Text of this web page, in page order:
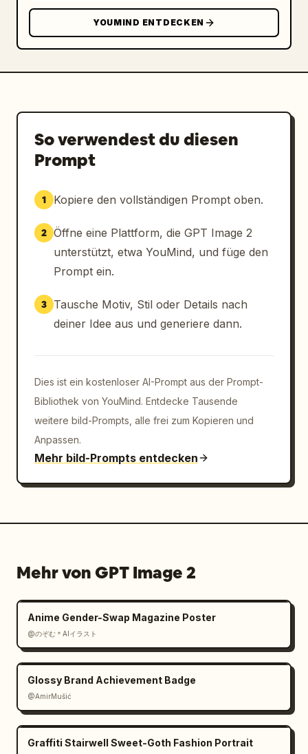
Porträts müssen graue kreisförmige
Fotohintergründe und denselben weichen,
rechteckigen Weichzeichner zur
Collage, polierter fotografischer Realismus,
gesättigte Bonbonfarben, klares Poster-
Design, hochwertiges Galerie-Installations-
Mockup, ausgewogene Komposition, scharfe
Typografie, keine Logos, kein Wasserzeichen.
YOUMIND ENTDECKEN
So verwendest du diesen
Prompt
1 Kopiere den vollständigen Prompt oben.
2 Öffne eine Plattform, die GPT Image 2
unterstützt, etwa YouMind, und füge den
Prompt ein.
3
Tausche Motiv, Stil oder Details nach
deiner Idee aus und generiere dann.
Dies ist ein kostenloser AI-Prompt aus der Prompt-
Bibliothek von YouMind. Entdecke Tausende
weitere bild-Prompts, alle frei zum Kopieren und
Anpassen.
Mehr bild-Prompts entdecken
Mehr von GPT Image 2
Anime Gender-Swap Magazine Poster
@のぞむ＊AIイラスト
Glossy Brand Achievement Badge
@AmirMušić
Graffiti Stairwell Sweet-Goth Fashion Portrait